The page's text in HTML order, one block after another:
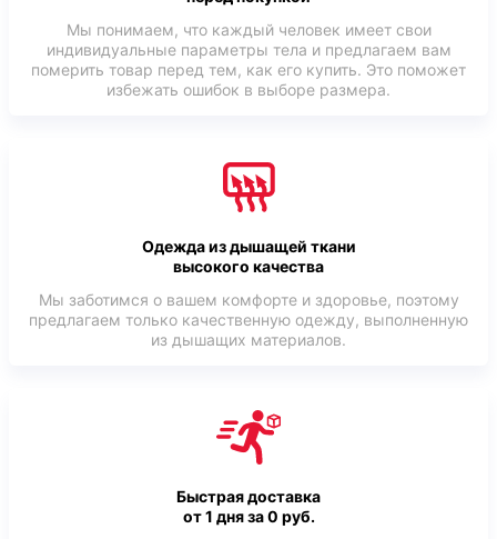
Мы понимаем, что каждый человек имеет свои
индивидуальные параметры тела и предлагаем вам
померить товар перед тем, как его купить. Это поможет
избежать ошибок в выборе размера.
Одежда из дышащей ткани
высокого качества
Мы заботимся о вашем комфорте и здоровье, поэтому
предлагаем только качественную одежду, выполненную
из дышащих материалов.
Быстрая доставка
от 1 дня за 0 руб.